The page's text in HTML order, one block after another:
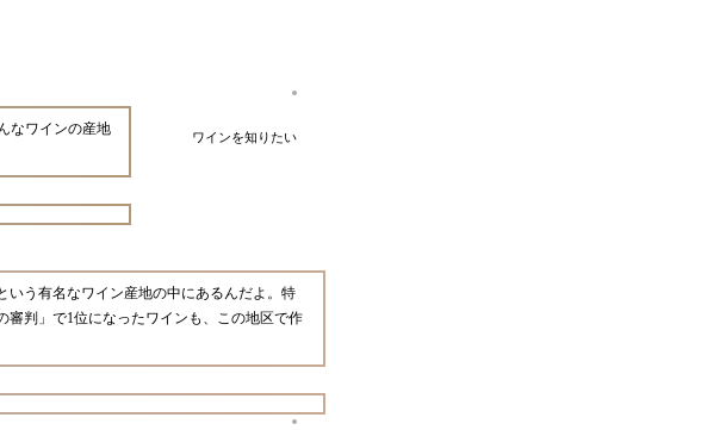
ワインを知りたい
なワインの産地
いう有名なワイン産地の中にあるんだよ。特
判」で1位になったワインも、この地区で作